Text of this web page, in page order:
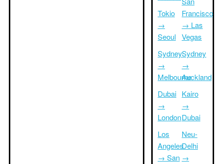
Tokio
→
Seoul
Sydney
→
Melbourne
Dubai
→
London
Los
Angeles
→ San
Francisco
→ Las
Vegas
Sydney
→
Auckland
Kairo
→
Dubai
Neu-
Delhi
→